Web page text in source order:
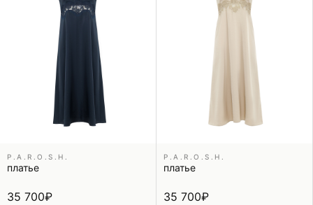
P.A.R.O.S.H.
платье
35 700₽
P.A.R.O.S.H.
платье
35 700₽